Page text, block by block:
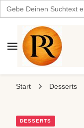
Search
for:
Start Desserts
DESSERTS